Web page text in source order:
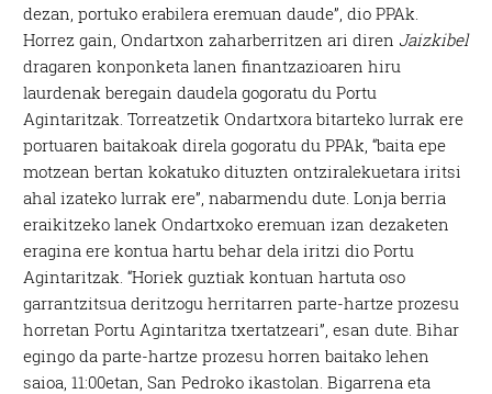
dezan, portuko erabilera eremuan daude”, dio PPAk.
Horrez gain, Ondartxon zaharberritzen ari diren Jaizkibel
dragaren konponketa lanen finantzazioaren hiru
laurdenak beregain daudela gogoratu du Portu
Agintaritzak. Torreatzetik Ondartxora bitarteko lurrak ere
portuaren baitakoak direla gogoratu du PPAk, “baita epe
motzean bertan kokatuko dituzten ontziralekuetara iritsi
ahal izateko lurrak ere”, nabarmendu dute. Lonja berria
eraikitzeko lanek Ondartxoko eremuan izan dezaketen
eragina ere kontua hartu behar dela iritzi dio Portu
Agintaritzak. “Horiek guztiak kontuan hartuta oso
garrantzitsua deritzogu herritarren parte-hartze prozesu
horretan Portu Agintaritza txertatzeari”, esan dute. Bihar
egingo da parte-hartze prozesu horren baitako lehen
saioa, 11:00etan, San Pedroko ikastolan. Bigarrena eta